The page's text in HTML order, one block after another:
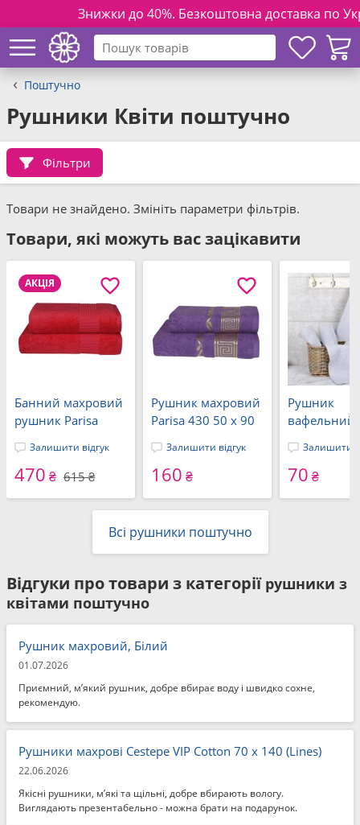
Знижки до 40%. Безкоштовна доставка по
Поштучно
Рушники Квіти поштучно
Фільтри
Товари не знайдено. Змініть параметри фільтрів.
Товари, які можуть вас зацікавити
АКЦІЯ
Банний махровий
рушник Parisa
140 см, 100%
бавовна, 550 г/м2,
Залишити відгук
470 ₴ 615 ₴
Рушник махровий
Parisa 430 50 x 90
Caesar бузковий,
ТМ Parisa Home
Залишити відгук
160 ₴
Рушник
вафельний
сірий, ТМ
Залишити
70 ₴
Всі рушники поштучно
Відгуки про товари з категорії рушники з
квітами поштучно
Рушник махровий, Білий
01.07.2026
Приємний, м’який рушник, добре вбирає воду і швидко сохне,
рекомендую.
Рушники махрові Cestepe VIP Cotton 70 x 140 (Lines)
22.06.2026
Якісні рушники, м’які та щільні, добре вбирають вологу.
Виглядають презентабельно - можна брати на подарунок.